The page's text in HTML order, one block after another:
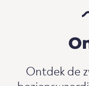
Ontdek de